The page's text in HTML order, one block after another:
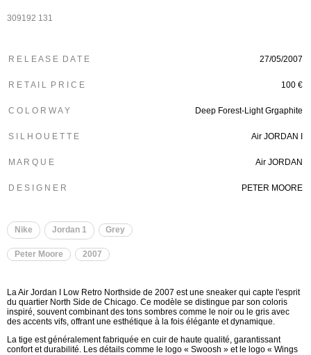
309192 131
R E L E A S E D A T E 27/05/2007
R E T A I L P R I C E 100 €
C O L O R W A Y Deep Forest-Light Grgaphite
S I L H O U E T T E Air JORDAN I
M A R Q U E Air JORDAN
D E S I G N E R PETER MOORE
Nike Jordan 1 Grey
Peter Moore 2007
La Air Jordan I Low Retro Northside de 2007 est une sneaker qui capte l'esprit
du quartier North Side de Chicago. Ce modèle se distingue par son coloris
inspiré, souvent combinant des tons sombres comme le noir ou le gris avec
des accents vifs, offrant une esthétique à la fois élégante et dynamique.
La tige est généralement fabriquée en cuir de haute qualité, garantissant
confort et durabilité. Les détails comme le logo « Swoosh » et le logo « Wings